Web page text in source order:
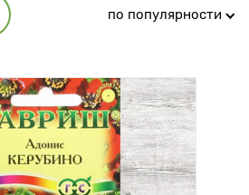
по популярности